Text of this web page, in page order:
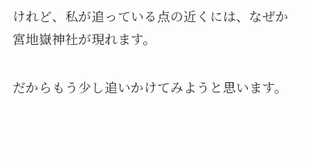
けれど、私が追っている点の近くには、なぜか
宮地嶽神社が現れます。
だからもう少し追いかけてみようと思います。